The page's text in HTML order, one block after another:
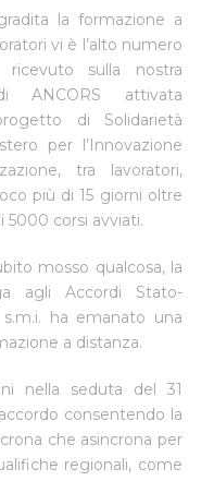
la formazione a
vi è l’alto numero
sulla nostra
ANCORS attivata
di Solidarietà
per l’Innovazione
tra lavoratori,
più di 15 giorni oltre
5000 corsi avviati.
mosso qualcosa, la
agli Accordi Stato-
ha emanato una
a distanza.
nella seduta del 31
consentendo la
che asincrona per
regionali, come